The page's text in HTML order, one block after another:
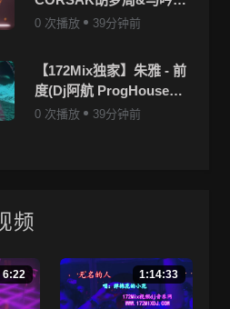
- 溯(DjAcz ProgHouse
0 次播放 39分钟前
【172Mix独家】朱雅 - 前
度(Dj阿航 ProgHouse
Mix国语女)
0 次播放 39分钟前
频
6:22 1:14:33